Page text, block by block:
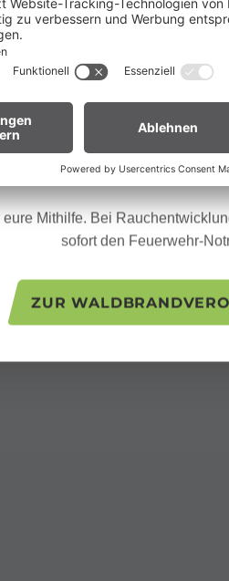
Alpen Chalet Partnom
Unterpartnom
6731 Sonntag-Stein
der anhaltenden Trockenheit gilt in
Waldnähe und in Uferzonen
um erhöhte Aufmerksamkeit und
Umgang mit der
Heiße Bremsscheiben können
Mithilfe. Bei
sofort den Feuerwehr-
ZUR